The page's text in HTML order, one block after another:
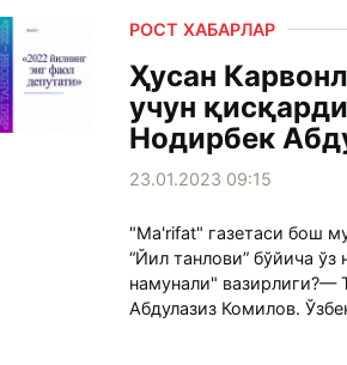
РОСТ ХАБАРЛАР
Ҳусан
учун
Нодирбек
23.01.2023 09:15
"Ma'rifat" газетаси бош
“Йил танлови” бўйича
намунали" вазирлиги?—
Абдулазиз Комилов.